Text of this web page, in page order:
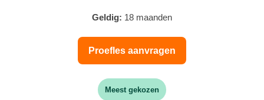
Geldig: 18 maanden
Proefles aanvragen
Meest gekozen